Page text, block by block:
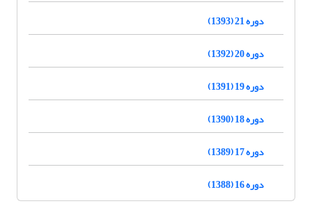
دوره 21 (1393)
دوره 20 (1392)
دوره 19 (1391)
دوره 18 (1390)
دوره 17 (1389)
دوره 16 (1388)